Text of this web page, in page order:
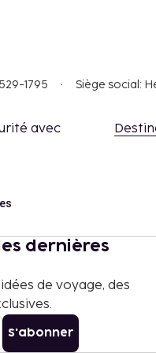
1795 Siège social:
avec
dernières
de voyage, des
S'abonner